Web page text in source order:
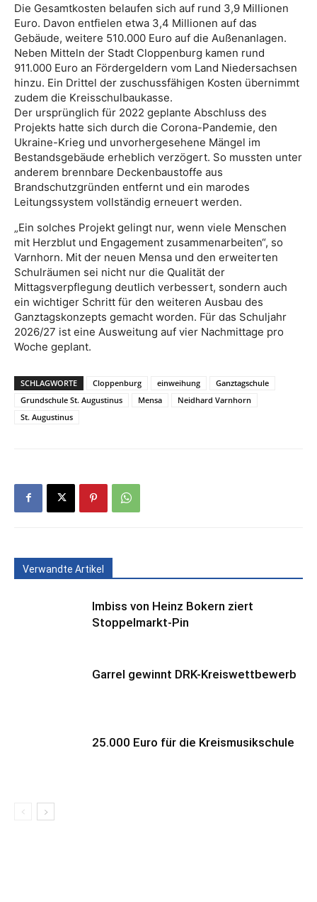
Die Gesamtkosten belaufen sich auf rund 3,9 Millionen
Euro. Davon entfielen etwa 3,4 Millionen auf das
Gebäude, weitere 510.000 Euro auf die Außenanlagen.
Neben Mitteln der Stadt Cloppenburg kamen rund
911.000 Euro an Fördergeldern vom Land Niedersachsen
hinzu. Ein Drittel der zuschussfähigen Kosten übernimmt
zudem die Kreisschulbaukasse.
Der ursprünglich für 2022 geplante Abschluss des
Projekts hatte sich durch die Corona-Pandemie, den
Ukraine-Krieg und unvorhergesehene Mängel im
Bestandsgebäude erheblich verzögert. So mussten unter
anderem brennbare Deckenbaustoffe aus
Brandschutzgründen entfernt und ein marodes
Leitungssystem vollständig erneuert werden.
„Ein solches Projekt gelingt nur, wenn viele Menschen
mit Herzblut und Engagement zusammenarbeiten“, so
Varnhorn. Mit der neuen Mensa und den erweiterten
Schulräumen sei nicht nur die Qualität der
Mittagsverpflegung deutlich verbessert, sondern auch
ein wichtiger Schritt für den weiteren Ausbau des
Ganztagskonzepts gemacht worden. Für das Schuljahr
2026/27 ist eine Ausweitung auf vier Nachmittage pro
Woche geplant.
SCHLAGWORTE Cloppenburg einweihung
Ganztagschule
Grundschule St. Augustinus
Mensa
Neidhard Varnhorn
St. Augustinus
Verwandte Artikel
Imbiss von Heinz Bokern ziert
Stoppelmarkt-Pin
Garrel gewinnt DRK-Kreiswettbewerb
25.000 Euro für die Kreismusikschule